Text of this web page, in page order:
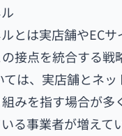
とは実店舗やEC
接点を統合する戦
ては、実店舗とネ
みを指す場合が多
る事業者が増えて